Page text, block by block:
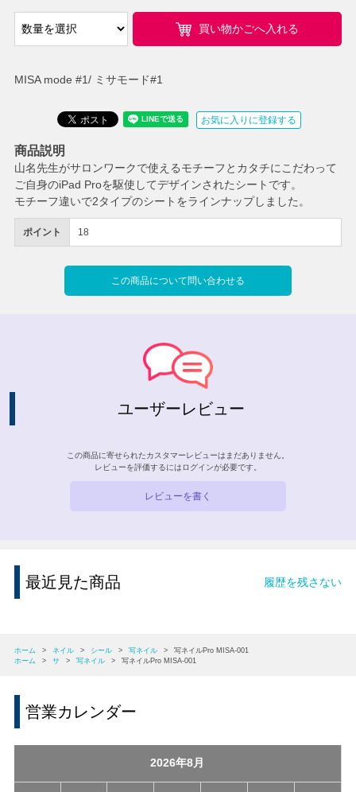
MISA mode #1/ ミサモード#1
ポイント 18
買い物かごへ入れる
お気に入りに登録する
この商品について問い合わせる
商品説明
山名先生がサロンワークで使えるモチーフとカタチにこだわって
ご自身のiPad Proを駆使してデザインされたシートです。
モチーフ違いで2タイプのシートをラインナップしました。
ユーザーレビュー
この商品に寄せられたカスタマーレビューはまだありません。
レビューを評価するには ログインが必要です。
レビューを書く
最近見た商品 履歴を残さない
ホーム > ネイル > シール > 写ネイル >
写ネイルPro MISA-001
ホーム
> サ > 写ネイル > 写ネイルPro MISA-001
営業カレンダー
2026年8月